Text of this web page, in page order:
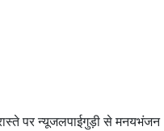
पर न्यूजलपाईगुड़ी से मनयभंजन